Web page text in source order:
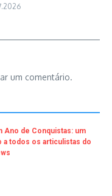
um comentário.
Ano de Conquistas: um
a todos os articulistas do